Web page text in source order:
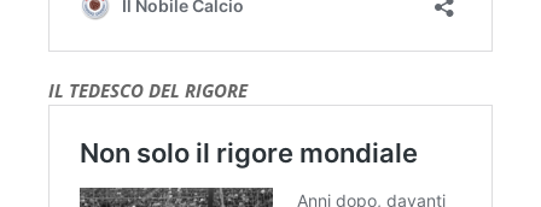
IL TEDESCO DEL RIGORE